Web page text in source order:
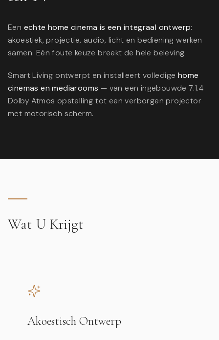
Een echte home cinema is een integraal ontwerp:
akoestiek, projectie, audio, licht en bediening werken
samen. Eén foute keuze breekt de hele beleving.
Smart Living ontwerpt en installeert volledige home
cinemas en mediarooms — van een ingebouwde 7.1.4
Dolby Atmos opstelling tot een verborgen projector
met motorisch scherm.
Wat U Krijgt
Akoestisch Ontwerp